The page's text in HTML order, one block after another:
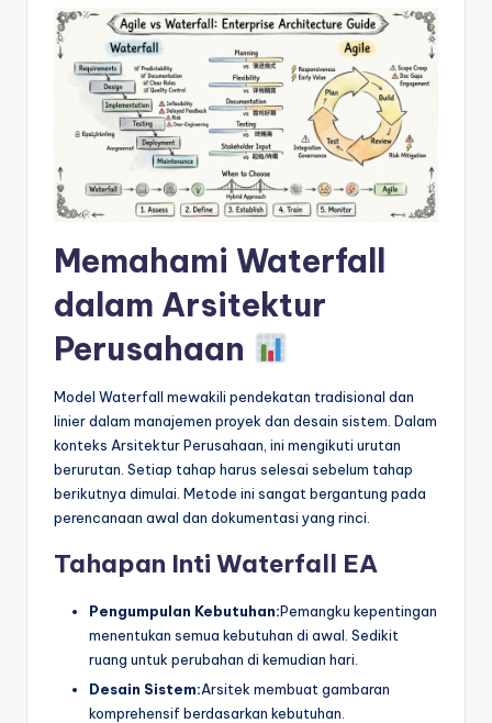
U
p
d
Memahami Waterfall
dalam Arsitektur
Perusahaan
Model Waterfall mewakili pendekatan tradisional dan
linier dalam manajemen proyek dan desain sistem. Dalam
konteks Arsitektur Perusahaan, ini mengikuti urutan
berurutan. Setiap tahap harus selesai sebelum tahap
berikutnya dimulai. Metode ini sangat bergantung pada
perencanaan awal dan dokumentasi yang rinci.
Tahapan Inti Waterfall EA
Pengumpulan Kebutuhan:Pemangku kepentingan
menentukan semua kebutuhan di awal. Sedikit
ruang untuk perubahan di kemudian hari.
Desain Sistem:Arsitek membuat gambaran
komprehensif berdasarkan kebutuhan.